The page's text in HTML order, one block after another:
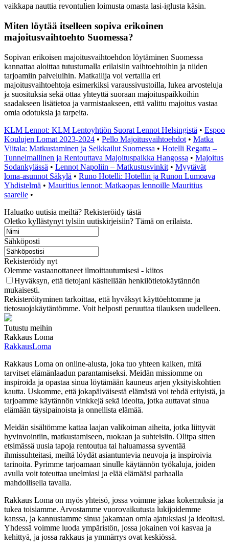
vaikkapa nauttia revontulien loimusta omasta lasi-iglusta käsin.
Miten löytää itselleen sopiva erikoinen
majoitusvaihtoehto Suomessa?
Sopivan erikoisen majoitusvaihtoehdon löytäminen Suomessa
kannattaa aloittaa tutustumalla erilaisiin vaihtoehtoihin ja niiden
tarjoamiin palveluihin. Matkailija voi vertailla eri
majoitusvaihtoehtoja esimerkiksi varaussivustoilla, lukea arvosteluja
ja suosituksia sekä ottaa yhteyttä suoraan majoituspaikkoihin
saadakseen lisätietoa ja varmistaakseen, että valittu majoitus vastaa
omia odotuksia ja tarpeita.
KLM Lennot: KLM Lentoyhtiön Suorat Lennot Helsingistä • Espoo
Koulujen Lomat 2023-2024 • Pello Majoitusvaihtoehdot • Matka
Viitala: Matkustaminen ja Seikkailut Suomessa • Hotelli Regatta –
Tunnelmallinen ja Rentouttava Majoituspaikka Hangossa • Majoitus
Sodankylässä • Lennot Napoliin – Matkustusvinkit • Myytävät
loma-asunnot Säkylä • Runo Hotelli: Hotellin ja Runon Lumoava
Yhdistelmä • Mauritius lennot: Matkaopas lennoille Mauritius
saarelle •
Haluatko uutisia meiltä? Rekisteröidy tästä
Oletko kyllästynyt tylsiin uutiskirjeisiin? Tämä on erilaista.
Sähköposti
Rekisteröidy nyt
Olemme vastaanottaneet ilmoittautumisesi - kiitos
Hyväksyn, että tietojani käsitellään henkilötietokäytännön
mukaisesti.
Rekisteröityminen tarkoittaa, että hyväksyt käyttöehtomme ja
tietosuojakäytäntömme. Voit helposti peruuttaa tilauksen uudelleen.
Tutustu meihin
Rakkaus Loma
RakkausLoma
Rakkaus Loma on online-alusta, joka tuo yhteen kaiken, mitä
tarvitset elämänlaadun parantamiseksi. Meidän missiomme on
inspiroida ja opastaa sinua löytämään kauneus arjen yksityiskohtien
kautta. Uskomme, että jokapäiväisestä elämästä voi tehdä erityistä, ja
tarjoamme käytännön vinkkejä sekä ideoita, jotka auttavat sinua
elämään täysipainoista ja onnellista elämää.
Meidän sisältömme kattaa laajan valikoiman aiheita, jotka liittyvät
hyvinvointiin, matkustamiseen, ruokaan ja suhteisiin. Olitpa sitten
etsimässä uusia tapoja rentoutua tai haluamassa syventää
ihmissuhteitasi, meiltä löydät asiantuntevia neuvoja ja inspiroivia
tarinoita. Pyrimme tarjoamaan sinulle käytännön työkaluja, joiden
avulla voit toteuttaa unelmiasi ja elää elämääsi parhaalla
mahdollisella tavalla.
Rakkaus Loma on myös yhteisö, jossa voimme jakaa kokemuksia ja
tukea toisiamme. Arvostamme vuorovaikutusta lukijoidemme
kanssa, ja kannustamme sinua jakamaan omia ajatuksiasi ja ideoitasi.
Yhdessä voimme luoda ympäristön, jossa jokainen voi kasvaa ja
kehittyä, ja jossa rakkaus ja ymmärrys ovat keskiössä.